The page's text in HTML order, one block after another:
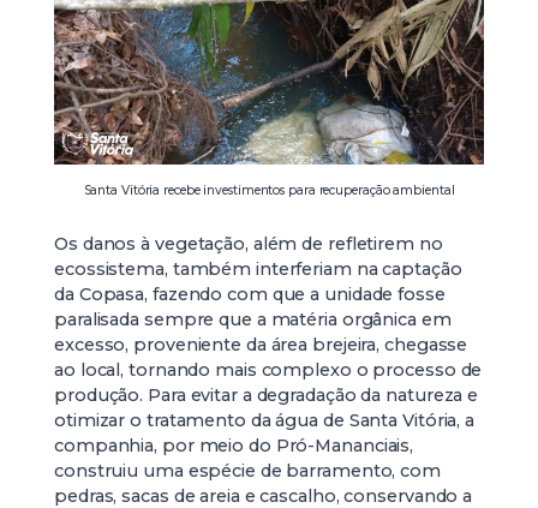
Santa Vitória recebe investimentos para recuperação ambiental
Os danos à vegetação, além de refletirem no
ecossistema, também interferiam na captação
da Copasa, fazendo com que a unidade fosse
paralisada sempre que a matéria orgânica em
excesso, proveniente da área brejeira, chegasse
ao local, tornando mais complexo o processo de
produção. Para evitar a degradação da natureza e
otimizar o tratamento da água de Santa Vitória, a
companhia, por meio do Pró-Mananciais,
construiu uma espécie de barramento, com
pedras, sacas de areia e cascalho, conservando a